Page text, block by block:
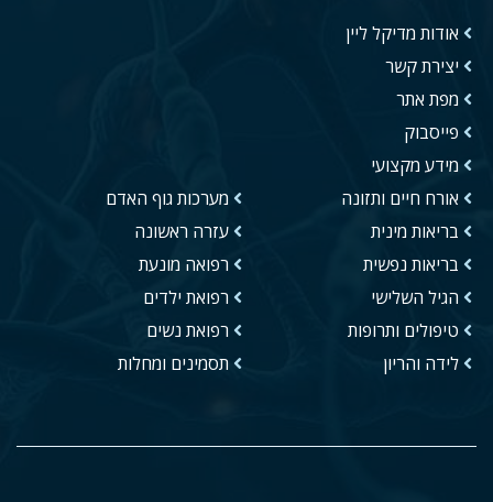
אודות מדיקל ליין
יצירת קשר
מפת אתר
פייסבוק
מידע מקצועי
אורח חיים ותזונה
בריאות מינית
בריאות נפשית
הגיל השלישי
טיפולים ותרופות
לידה והריון
מערכות גוף האדם
עזרה ראשונה
רפואה מונעת
רפואת ילדים
רפואת נשים
תסמינים ומחלות